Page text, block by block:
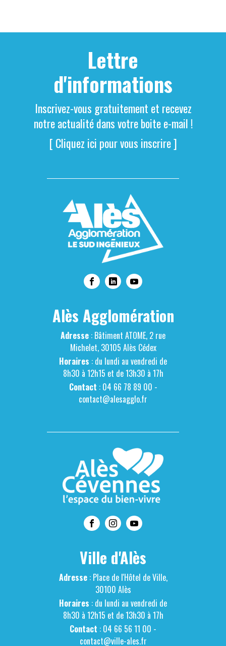
Lettre
d'informations
Inscrivez-vous gratuitement et recevez
notre actualité dans votre boite e-mail !
[ Cliquez ici pour vous inscrire ]
Alès Agglomération
Adresse : Bâtiment ATOME, 2 rue
Michelet, 30105 Alès Cédex
Horaires : du lundi au vendredi de
8h30 à 12h15 et de 13h30 à 17h
Contact : 04 66 78 89 00 -
contact@alesagglo.fr
Ville d'Alès
Adresse: Place de l'Hôtel de Ville,
30100 Alès
Horaires : du lundi au vendredi de
8h30 à 12h15 et de 13h30 à 17h
Contact : 04 66 56 11 00 -
contact@ville-ales.fr